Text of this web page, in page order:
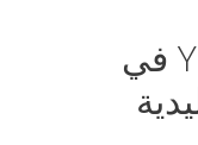
مقارنة عملية: YES-TU في